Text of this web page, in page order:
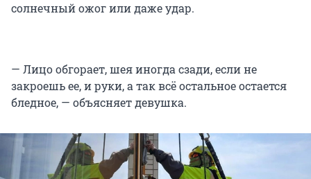
солнечный ожог или даже удар.
— Лицо обгорает, шея иногда сзади, если не
закроешь ее, и руки, а так всё остальное остается
бледное, — объясняет девушка.